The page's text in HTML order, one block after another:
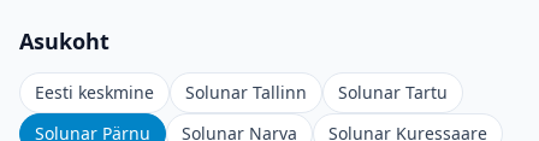
Asukoht
Eesti keskmine Solunar Tallinn
Solunar Tartu
Solunar Pärnu
Solunar Narva
Solunar Kuressaare